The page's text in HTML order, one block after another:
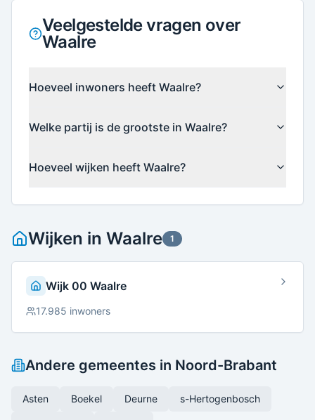
Veelgestelde vragen over
Waalre
Hoeveel inwoners heeft Waalre?
Welke partij is de grootste in Waalre?
Hoeveel wijken heeft Waalre?
Wijken in Waalre 1
Wijk 00 Waalre
17.985 inwoners
Andere gemeentes in Noord-Brabant
Asten Boekel Deurne s-Hertogenbosch